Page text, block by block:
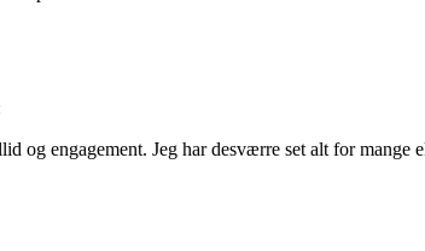
engagement. Jeg har desværre set alt for mange